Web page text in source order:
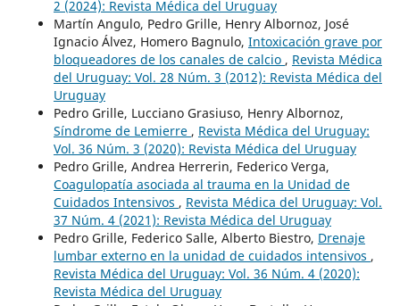
2 (2024): Revista Médica del Uruguay
Martín Angulo, Pedro Grille, Henry Albornoz, José
Ignacio Álvez, Homero Bagnulo, Intoxicación grave por
bloqueadores de los canales de calcio , Revista Médica
del Uruguay: Vol. 28 Núm. 3 (2012): Revista Médica del
Uruguay
Pedro Grille, Lucciano Grasiuso, Henry Albornoz,
Síndrome de Lemierre , Revista Médica del Uruguay:
Vol. 36 Núm. 3 (2020): Revista Médica del Uruguay
Pedro Grille, Andrea Herrerin, Federico Verga,
Coagulopatía asociada al trauma en la Unidad de
Cuidados Intensivos , Revista Médica del Uruguay: Vol.
37 Núm. 4 (2021): Revista Médica del Uruguay
Pedro Grille, Federico Salle, Alberto Biestro, Drenaje
lumbar externo en la unidad de cuidados intensivos ,
Revista Médica del Uruguay: Vol. 36 Núm. 4 (2020):
Revista Médica del Uruguay